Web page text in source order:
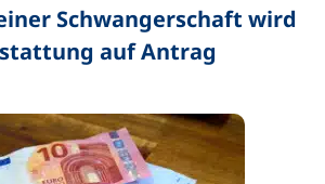
Schwangerschaft wird
auf Antrag